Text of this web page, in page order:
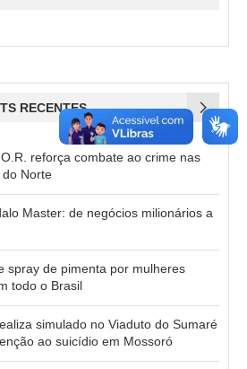
RECENTES
reforça combate ao crime nas
Norte
Master: de negócios milionários a
spray de pimenta por mulheres
todo o Brasil
simulado no Viaduto do Sumaré
ao suicídio em Mossoró